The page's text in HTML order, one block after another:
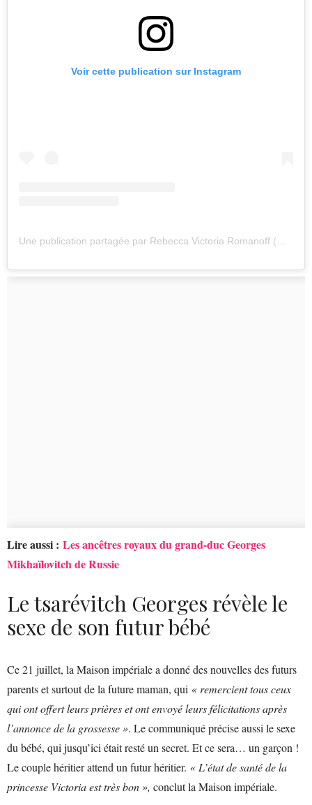
Voir cette publication sur Instagram
Lire aussi : Les ancêtres royaux du grand-duc Georges
Mikhaïlovitch de Russie
Le tsarévitch Georges révèle le
sexe de son futur bébé
Ce 21 juillet, la Maison impériale a donné des nouvelles des futurs
parents et surtout de la future maman, qui « remercient tous ceux
qui ont offert leurs prières et ont envoyé leurs félicitations après
l’annonce de la grossesse ». Le communiqué précise aussi le sexe
du bébé, qui jusqu’ici était resté un secret. Et ce sera… un garçon !
Le couple héritier attend un futur héritier. « L’état de santé de la
princesse Victoria est très bon », conclut la Maison impériale.